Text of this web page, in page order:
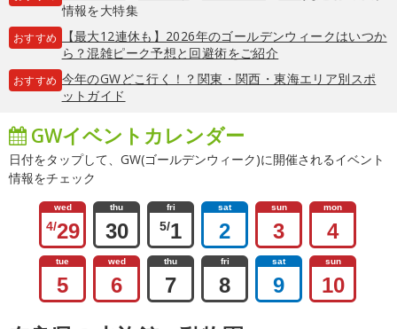
情報を大特集
おすすめ
【最大12連休も】2026年のゴールデンウィークはいつか
ら？混雑ピーク予想と回避術をご紹介
おすすめ 今年のGWどこ行く！？関東・関西・東海エリア別スポ
ットガイド
GWイベントカレンダー
日付をタップして、GW(ゴールデンウィーク)に開催されるイベント
情報をチェック
wed
4/29
thu
30
fri
5/1
sat
2
sun
3
mon
4
tue
5
wed
6
thu
7
fri
8
sat
9
sun
10